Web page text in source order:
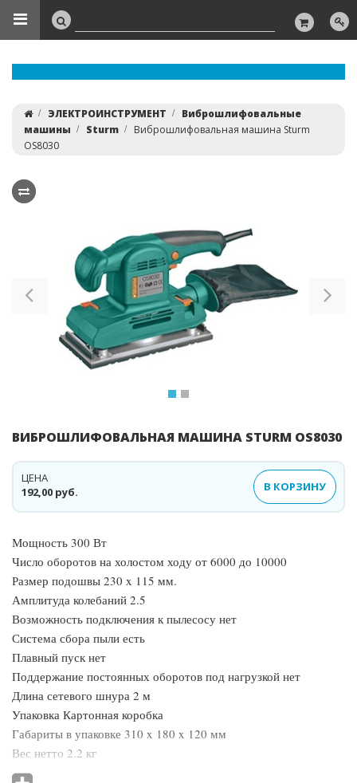
ЭЛЕКТРОИНСТРУМЕНТ
Виброшлифовальные
машины
Sturm
Виброшлифовальная машина Sturm
OS8030
Previous
ВИБРОШЛИФОВАЛЬНАЯ МАШИНА STURM OS8030
192,00 руб.
ЦЕНА
В КОРЗИНУ
Мощность 300 Вт
Число оборотов на холостом ходу от 6000 до 10000
Размер подошвы 230 x 115 мм.
Амплитуда колебаний 2.5
Возможность подключения к пылесосу нет
Система сбора пыли есть
Плавный пуск нет
Поддержание постоянных оборотов под нагрузкой нет
Длина сетевого шнура 2 м
Упаковка Картонная коробка
Габариты в упаковке 310 x 180 x 120 мм
Вес нетто 2.2 кг
Вес брутто 2.5 кг